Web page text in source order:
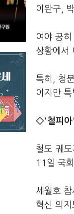
이완구,
여야 공
상황에서
특히, 청
이지만
◇'철피아'
철도 궤
11일 국
세월호
혁신 의